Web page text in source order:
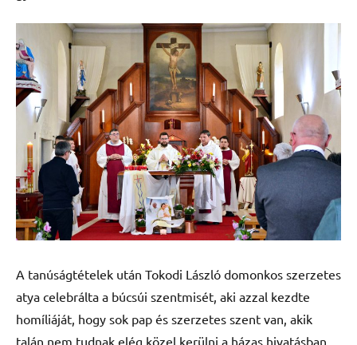
A tanúságtételek után Tokodi László domonkos szerzetes
atya celebrálta a búcsúi szentmisét, aki azzal kezdte
homíliáját, hogy sok pap és szerzetes szent van, akik
talán nem tudnak elég közel kerülni a házas hivatásban